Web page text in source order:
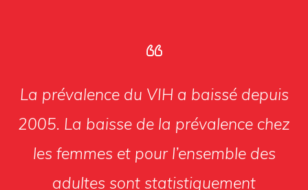
La prévalence du VIH a baissé depuis
2005. La baisse de la prévalence chez
les femmes et pour l’ensemble des
adultes sont statistiquement